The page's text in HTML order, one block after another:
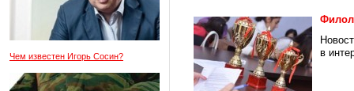
Чем известен Игорь Сосин?
в